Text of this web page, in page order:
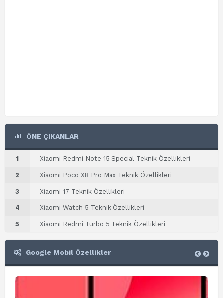
ÖNE ÇIKANLAR
1 Xiaomi Redmi Note 15 Special Teknik Özellikleri
2 Xiaomi Poco X8 Pro Max Teknik Özellikleri
3 Xiaomi 17 Teknik Özellikleri
4 Xiaomi Watch 5 Teknik Özellikleri
5 Xiaomi Redmi Turbo 5 Teknik Özellikleri
Google Mobil Özellikler